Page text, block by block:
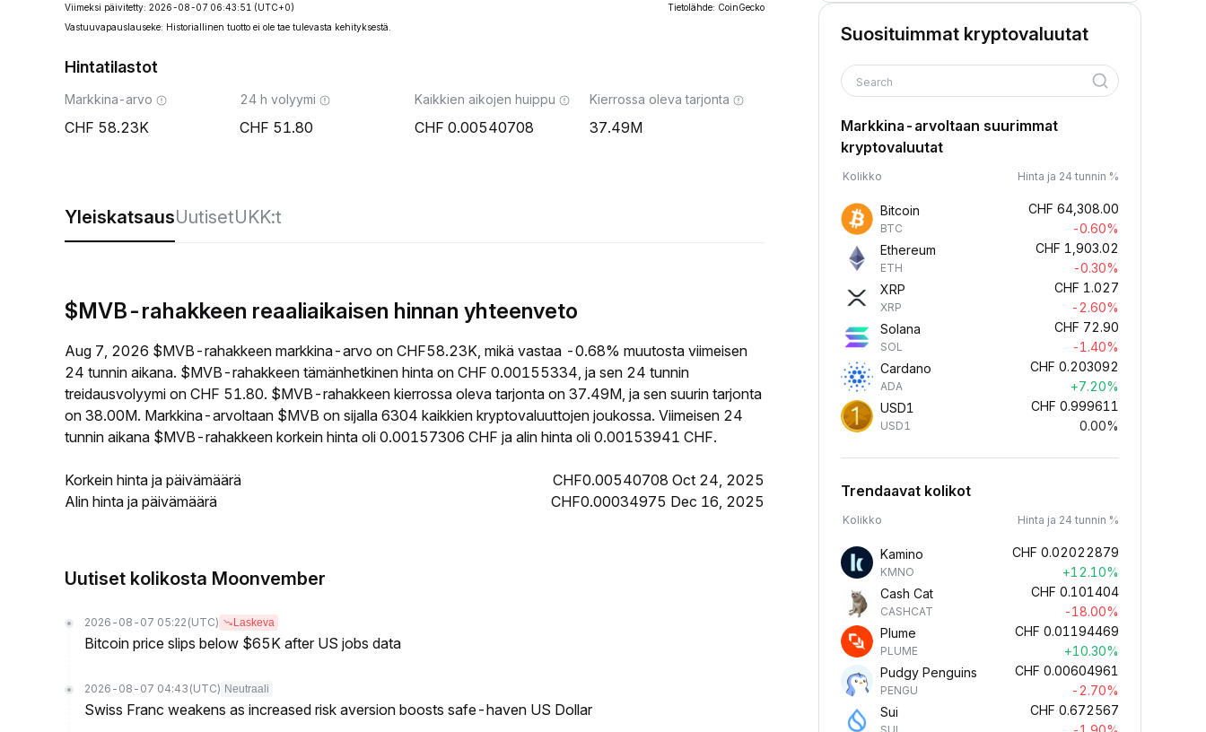
Viimeksi päivitetty: 2026-08-07 06:43:51 (UTC+0)
Tietolähde: CoinGecko
Vastuuvapauslauseke: Historiallinen tuotto ei ole tae tulevasta kehityksestä.
Hintatilastot
Markkina-arvo
58.23K
24 h volyymi
51.80
Kaikkien aikojen huippu
0.00540708
Kierrossa oleva tarjonta
37.49M
YleiskatsausUutisetUKK:t
$MVB-rahakkeen reaaliaikaisen hinnan yhteenveto
Aug 7, 2026 $MVB-rahakkeen markkina-arvo on CHF58.23K, mikä vastaa -0.68% muutosta viimeisen
24 tunnin aikana. $MVB-rahakkeen tämänhetkinen hinta on CHF 0.00155334, ja sen 24 tunnin
treidausvolyymi on CHF 51.80. $MVB-rahakkeen kierrossa oleva tarjonta on 37.49M, ja sen suurin tarjonta
on 38.00M. Markkina-arvoltaan $MVB on sijalla 6304 kaikkien kryptovaluuttojen joukossa. Viimeisen 24
tunnin aikana $MVB-rahakkeen korkein hinta oli 0.00157306 CHF ja alin hinta oli 0.00153941 CHF.
Korkein hinta ja päivämäärä
CHF0.00540708 Oct 24, 2025
Alin hinta ja päivämäärä
CHF0.00034975 Dec 16, 2025
Uutiset kolikosta Moonvember
2026-08-07 05:22 (UTC) Laskeva
Bitcoin price slips below $65K after US jobs data
2026-08-07 04:43 (UTC) Neutraali
Swiss Franc weakens as increased risk aversion boosts safe-haven US Dollar
Suosituimmat kryptovaluutat
Search
Markkina-arvoltaan suurimmat
kryptovaluutat
Kolikko Hinta ja 24 tunnin %
Bitcoin
BTC
CHF 64,308.00
-0.60%
Ethereum
ETH
CHF 1,903.02
-0.30%
XRP
XRP
CHF 1.027
-2.60%
Solana
SOL
CHF 72.90
-1.40%
Cardano
ADA
CHF 0.203092
+7.20%
USD1
USD1
CHF 0.999611
0.00%
Trendaavat kolikot
Kolikko Hinta ja 24 tunnin %
Kamino
KMNO
CHF 0.02022879
+12.10%
Cash Cat
CASHCAT
CHF 0.101404
-18.00%
Plume
PLUME
CHF 0.01194469
+10.30%
Pudgy Penguins
PENGU
CHF 0.00604961
-2.70%
Sui
CHF 0.672567